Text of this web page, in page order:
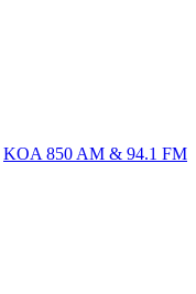
KOA 850 AM & 94.1 FM